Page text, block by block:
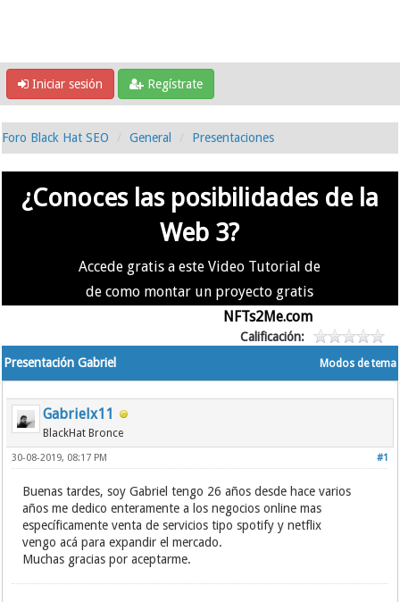
Iniciar sesión Regístrate
Foro Black Hat SEO General Presentaciones
¿Conoces las posibilidades de la
Web 3?
Accede gratis a este Video Tutorial de
de como montar un proyecto gratis
NFTs2Me.com
Calificación:
Modos de tema
Presentación Gabriel
Gabrielx11
BlackHat Bronce
#1
30-08-2019, 08:17 PM
Buenas tardes, soy Gabriel tengo 26 años desde hace varios
años me dedico enteramente a los negocios online mas
específicamente venta de servicios tipo spotify y netflix
vengo acá para expandir el mercado.
Muchas gracias por aceptarme.